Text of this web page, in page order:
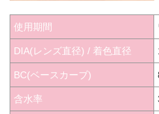
使用期間
DIA(レンズ直径) / 着色直径
BC(ベースカーブ)
含水率